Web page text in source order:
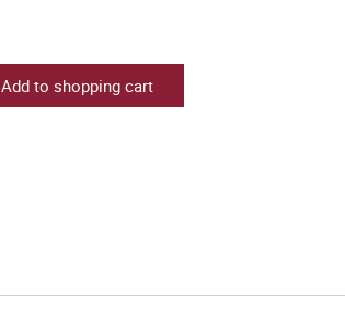
Add to shopping cart